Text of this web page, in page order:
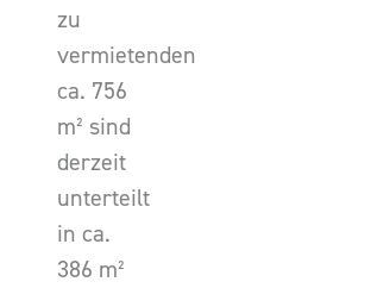
zu
vermietenden
ca. 756
m² sind
derzeit
unterteilt
in ca.
386 m²